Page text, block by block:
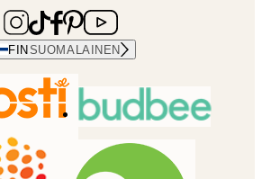
FINSUOMALAINEN